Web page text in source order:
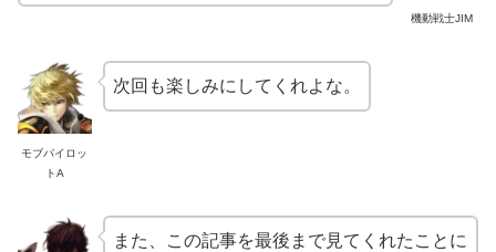
機動戦士JIM
モブパイロッ
トA
次回も楽しみにしてくれよな。
また、この記事を最後まで見てくれたことに